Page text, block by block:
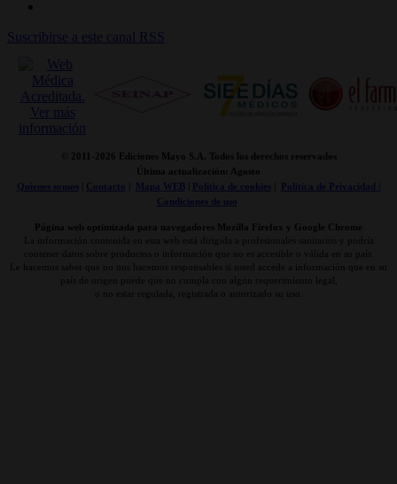
Suscribirse a este canal RSS
© 2011-2026 Ediciones Mayo S.A. Todos los derechos reservados
Última actualización: Agosto
Quienes somos| Contacto Mapa WEB| Politica de cookies|
Politica de Privacidad /
Condiciones de uso
Página web optimizada para navegadores Mozilla Firefox y Google Chrome
La información contenida en esta web está dirigida a profesionales sanitarios y podría
contener datos sobre productos o información que no es accesible o válida en su país.
Le hacemos saber que no nos hacemos responsables si usted accede a información que en su
país de origen puede que no cumpla con algún requerimiento legal,
o no estar regulada, registrada o autorizado su uso.